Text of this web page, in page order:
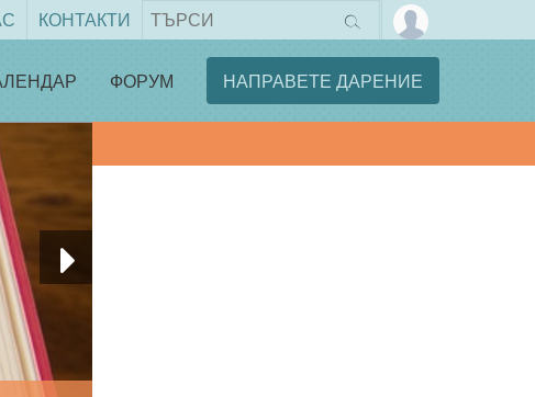
КОНТАКТИ
ФОРУМ НАПРАВЕТЕ ДАРЕНИЕ